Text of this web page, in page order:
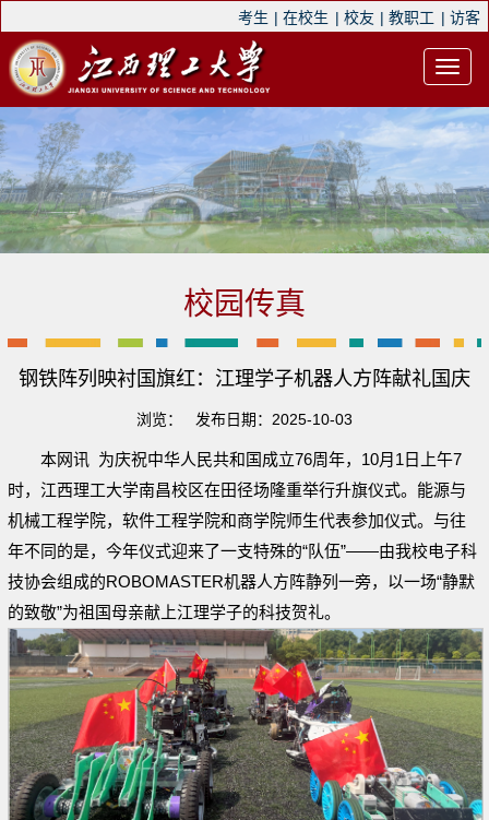
考生 | 在校生 | 校友 | 教职工 | 访客
校园传真
钢铁阵列映衬国旗红：江理学子机器人方阵献礼国庆
浏览： 发布日期：2025-10-03
本网讯 为庆祝中华人民共和国成立76周年，10月1日上午7
时，江西理工大学南昌校区在田径场隆重举行升旗仪式。能源与
机械工程学院，软件工程学院和商学院师生代表参加仪式。与往
年不同的是，今年仪式迎来了一支特殊的“队伍”——由我校电子科
技协会组成的ROBOMASTER机器人方阵静列一旁，以一场“静默
的致敬”为祖国母亲献上江理学子的科技贺礼。